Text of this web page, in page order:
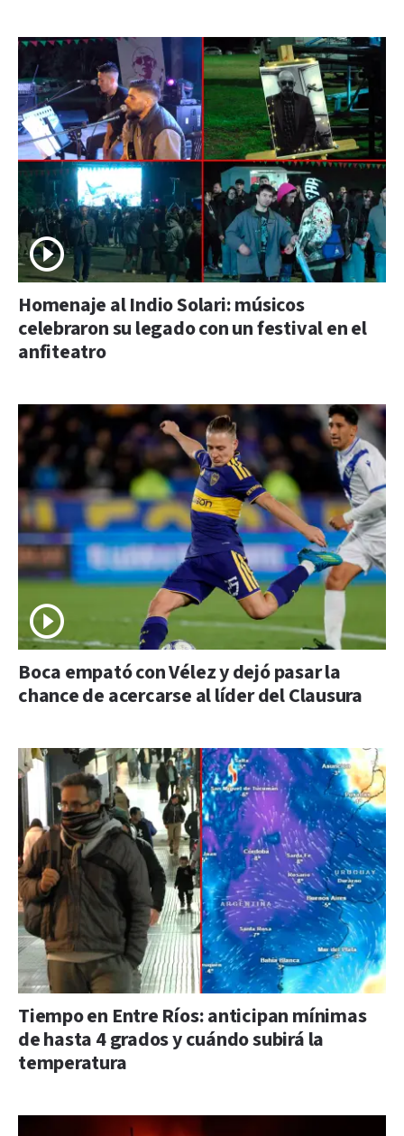
Homenaje al Indio Solari: músicos
celebraron su legado con un festival en el
anfiteatro
Boca empató con Vélez y dejó pasar la
chance de acercarse al líder del Clausura
Tiempo en Entre Ríos: anticipan mínimas
de hasta 4 grados y cuándo subirá la
temperatura